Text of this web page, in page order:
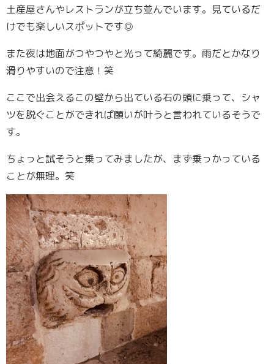
土産屋さんやレストランが立ち並んでいます。見ているだ
けでも楽しいスポットです◎
また夜は地面がつやつやと光って綺麗です。雨だとかなり
滑りやすいので注意！笑
ここで出会えるこの壁から出ている石の頭に乗って、シャ
ツを脱ぐことができれば願いが叶うと言われているそうで
す。
ちょっと試そうと乗ってみましたが、まず乗っかっている
ことが無理。笑